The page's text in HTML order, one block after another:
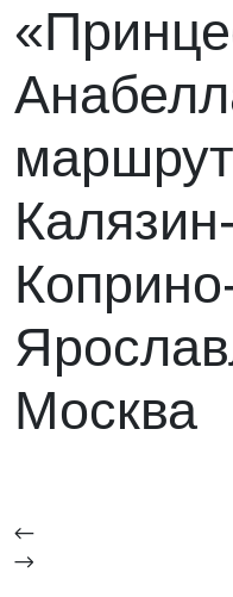
Москва